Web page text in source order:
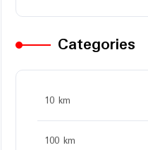
Categories
10 km
100 km